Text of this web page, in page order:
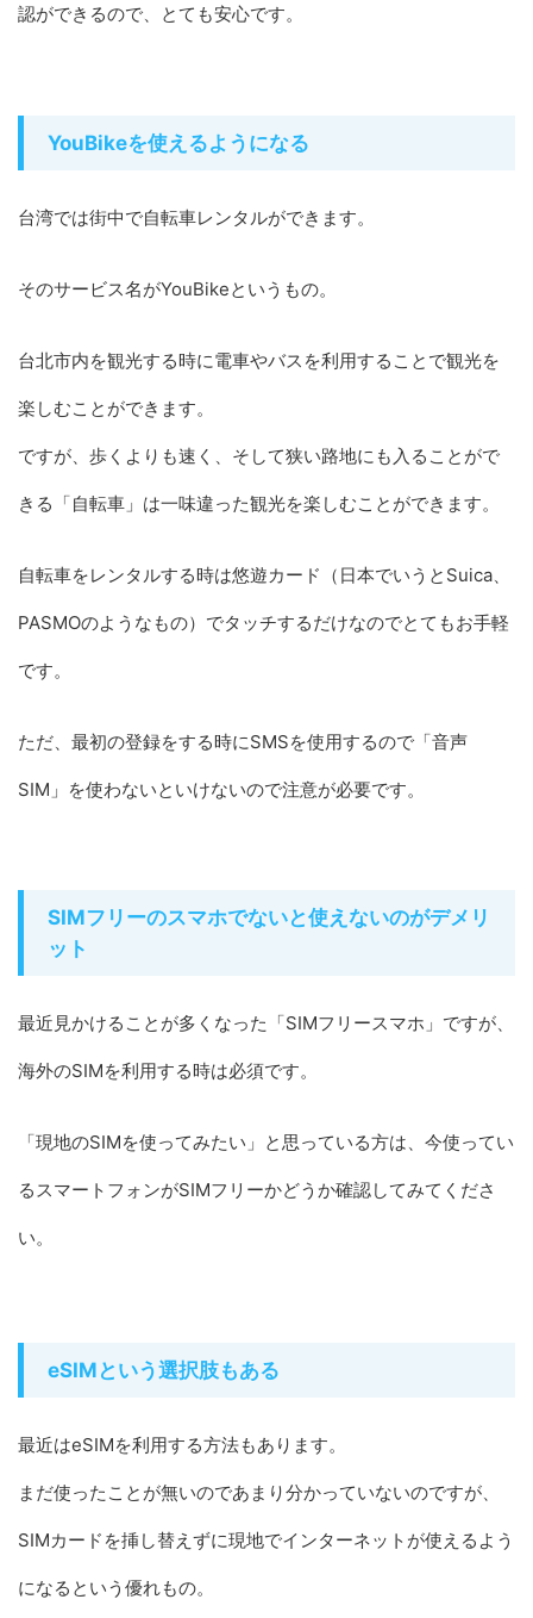
認ができるので、とても安心です。
YouBikeを使えるようになる
台湾では街中で自転車レンタルができます。
そのサービス名がYouBikeというもの。
台北市内を観光する時に電車やバスを利用することで観光を
楽しむことができます。
ですが、歩くよりも速く、そして狭い路地にも入ることがで
きる「自転車」は一味違った観光を楽しむことができます。
自転車をレンタルする時は悠遊カード（日本でいうとSuica、
PASMOのようなもの）でタッチするだけなのでとてもお手軽
です。
ただ、最初の登録をする時にSMSを使用するので「音声
SIM」を使わないといけないので注意が必要です。
SIMフリーのスマホでないと使えないのがデメリ
ット
最近見かけることが多くなった「SIMフリースマホ」ですが、
海外のSIMを利用する時は必須です。
「現地のSIMを使ってみたい」と思っている方は、今使ってい
るスマートフォンがSIMフリーかどうか確認してみてくださ
い。
eSIMという選択肢もある
最近はeSIMを利用する方法もあります。
まだ使ったことが無いのであまり分かっていないのですが、
SIMカードを挿し替えずに現地でインターネットが使えるよう
になるという優れもの。